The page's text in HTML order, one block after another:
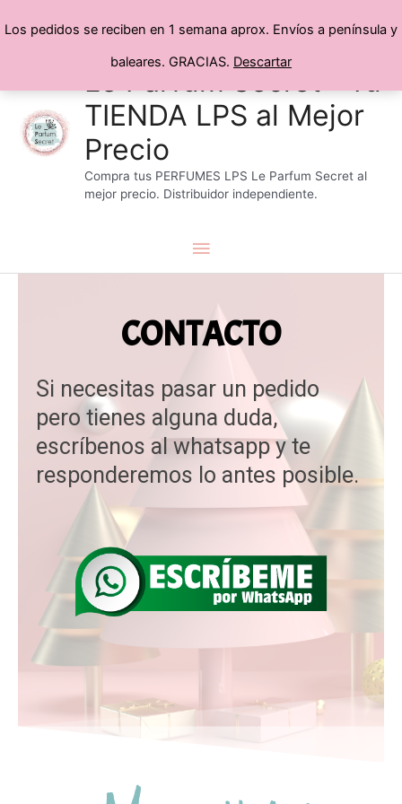
Los pedidos se reciben en 1 semana aprox. Envíos a península y
baleares. GRACIAS. Descartar
contenido
TIENDA LPS al Mejor
Precio
Compra tus PERFUMES LPS Le Parfum Secret al
mejor precio. Distribuidor independiente.
Menú
principal
CONTACTO
Si necesitas pasar un pedido
pero tienes alguna duda,
escríbenos al whatsapp y te
responderemos lo antes posible.